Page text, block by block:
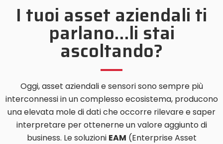
I tuoi asset aziendali ti
parlano…li stai
ascoltando?
Oggi, asset aziendali e sensori sono sempre più
interconnessi in un complesso ecosistema, producono
una elevata mole di dati che occorre rilevare e saper
interpretare per ottenerne un valore aggiunto di
business. Le soluzioni EAM (Enterprise Asset